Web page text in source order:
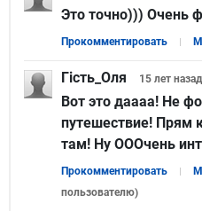
Это точно))) Очень
Прокомментировать
Гість_Оля 15 лет назад
Вот это даааа! Не
путешествие! Прям
там! Ну ОООчень
Прокомментировать
пользователю)